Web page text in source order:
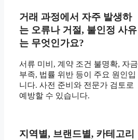
거래 과정에서 자주 발생하
는 오류나 거절, 불인정 사유
는 무엇인가요?
서류 미비, 계약 조건 불명확, 자금
부족, 법률 위반 등이 주요 원인입
니다. 사전 준비와 전문가 검토로
예방할 수 있습니다.
지역별, 브랜드별, 카테고리